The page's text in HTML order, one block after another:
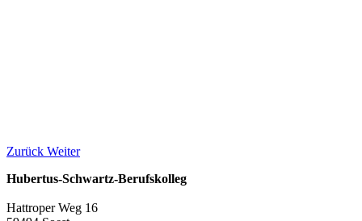
Zurück Weiter
Hubertus-Schwartz-Berufskolleg
Hattroper Weg 16